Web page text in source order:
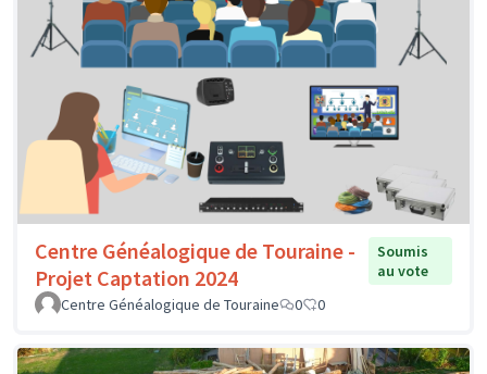
Centre Généalogique de Touraine -
Projet Captation 2024
Soumis
au vote
Centre Généalogique de Touraine
0 0